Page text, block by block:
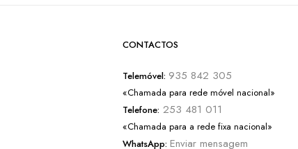
CONTACTOS
Telemóvel: 935 842 305
«Chamada para rede móvel nacional»
Telefone: 253 481 011
«Chamada para a rede fixa nacional»
WhatsApp:Enviar mensagem